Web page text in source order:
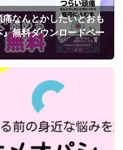
なんとかしたいとおも
無料ダウンロードペー